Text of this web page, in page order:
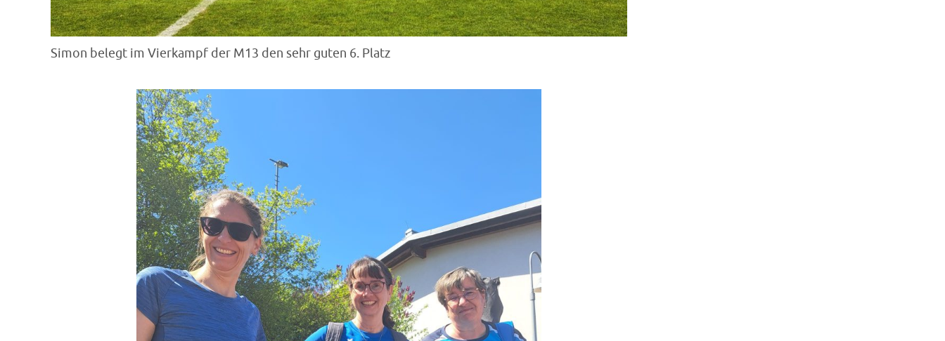
Simon belegt im Vierkampf der M13 den sehr guten 6. Platz